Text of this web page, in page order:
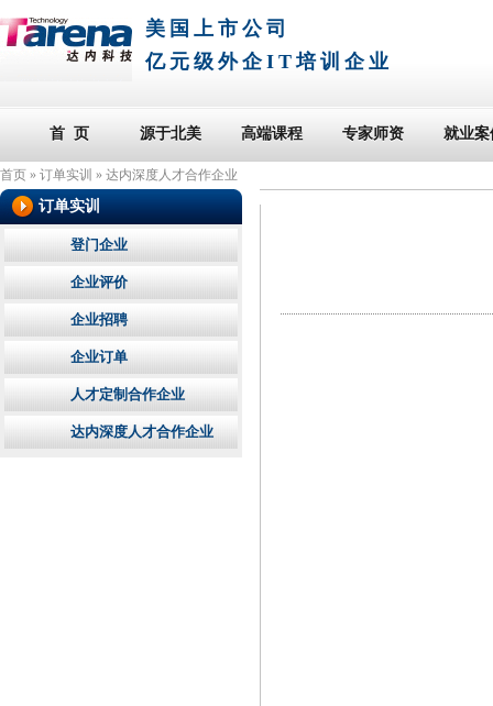
美国上市公司
亿元级外企IT培训企业
首 页 源于北美 高端课程 专家师资 就业案
首页 » 订单实训 » 达内深度人才合作企业
订单实训
登门企业
企业评价
企业招聘
企业订单
人才定制合作企业
达内深度人才合作企业